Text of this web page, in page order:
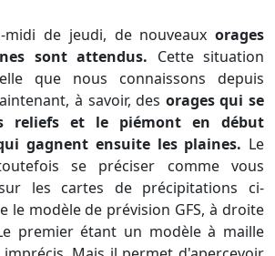
midi de jeudi, de nouveaux orages
sont attendus. Cette situation
que nous connaissons depuis
à savoir, des orages qui se
reliefs et le piémont en début
gagnent ensuite les plaines. Le
se préciser comme vous
les cartes de précipitations ci-
le modèle de prévision GFS, à droite
premier étant un modèle à maille